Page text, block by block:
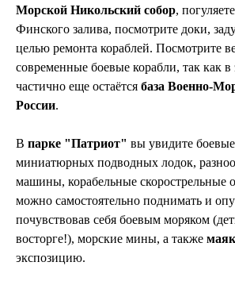
Морской Никольский собор,
Финского залива, посмотрите доки,
целью ремонта кораблей. Посмотрите
современные боевые корабли, так как в
частично еще остаётся база Военно-
России.
В парке "Патриот" вы увидите
миниатюрных подводных лодок,
машины, корабельные скорострельные
можно самостоятельно поднимать и
почувствовав себя боевым моряком
восторге!), морские мины, а также маяк
экспозицию.